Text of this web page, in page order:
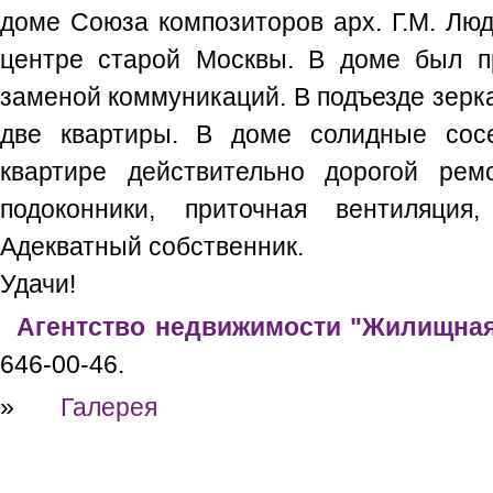
доме Союза композиторов арх. Г.М.
центре старой Москвы. В доме был
заменой коммуникаций. В подъезде
две квартиры. В доме солидные
квартире действительно дорогой
подоконники, приточная
Адекватный собственник.
Удачи!
Агентство недвижимости
646-00-46.
»
Галерея